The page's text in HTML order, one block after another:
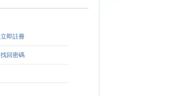
立即註冊
找回密碼